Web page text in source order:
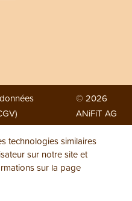
© 2026
ANiFiT AG
technologies similaires
sur notre site et
sur la page